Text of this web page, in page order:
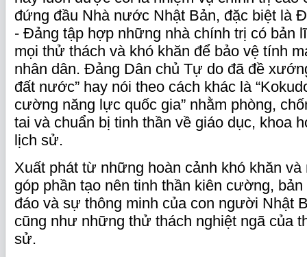
đứng đầu Nhà nước Nhật Bản, đặc biệt là
- Đảng tập hợp những nhà chính trị có bản
mọi thử thách và khó khăn để bảo vệ tính
nhân dân. Đảng Dân chủ Tự do đã đề
đất nước” hay nói theo cách khác là
cường năng lực quốc gia” nhằm phòng,
tai và chuẩn bị tinh thần về giáo dục, khoa
lịch sử.
Xuất phát từ những hoàn cảnh khó khăn và
góp phần tạo nên tinh thần kiên cường,
đáo và sự thông minh của con người Nhật
cũng như những thử thách nghiệt ngã của
sử.